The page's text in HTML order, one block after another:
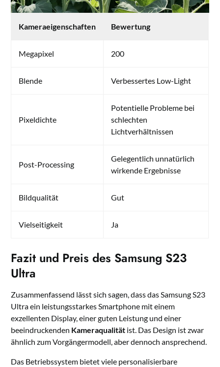
Kameraeigenschaften Bewertung
Megapixel 200
Blende Verbessertes Low-Light
Pixeldichte
Potentielle Probleme bei
schlechten
Lichtverhältnissen
Post-Processing
Gelegentlich unnatürlich
wirkende Ergebnisse
Bildqualität Gut
Vielseitigkeit Ja
Fazit und Preis des Samsung S23
Ultra
Zusammenfassend lässt sich sagen, dass das Samsung S23
Ultra ein leistungsstarkes Smartphone mit einem
exzellenten Display, einer guten Leistung und einer
beeindruckenden Kameraqualität ist. Das Design ist zwar
ähnlich zum Vorgängermodell, aber dennoch ansprechend.
Das Betriebssystem bietet viele personalisierbare